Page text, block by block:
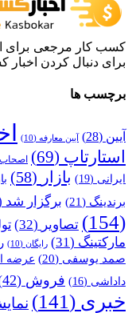
کسب کار مرجعی برای
برای دنبال کردن اخبار
برچسب ها
آیین (28) آیین معارفه (10)
استارتاپ (69)
ایرانی (19) بازار (58)
برندینگ (21) برگزار شد
(154)
تصاویر (32)
مارکتینگ (31) رایگان (10)
صمد یوسفی (20) عرضه
داداشی (16) فروش (42)
خبری (141)